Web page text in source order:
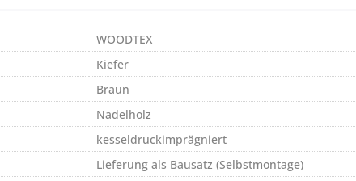
WOODTEX
Kiefer
Braun
Nadelholz
kesseldruckimprägniert
Lieferung als Bausatz (Selbstmontage)